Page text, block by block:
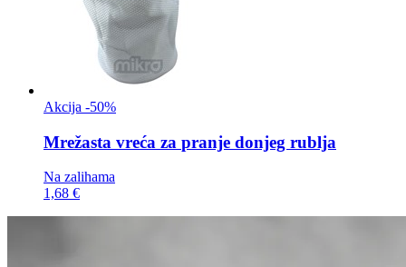
Akcija -50%
Mrežasta vreća za pranje donjeg rublja
Na zalihama
1,68 €